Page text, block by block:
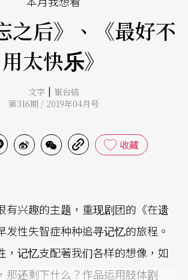
之后》、《最好不
用太快乐》
文字 | 崔台镐
第316期 / 2019年04月号
收藏
有兴趣的主题，重现剧团的《在遗
发性失智症种种追寻记忆的旅程。
，记忆支配著我们各样的想像，如
那还剩下什么？作品运用肢体剧